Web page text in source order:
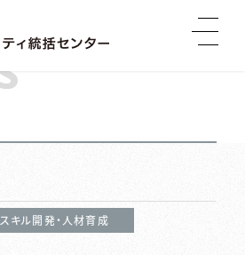
スキル開発・人材育成